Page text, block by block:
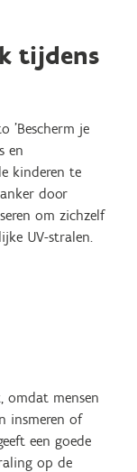
tijdens
'Bescherm je
en
kinderen te
door
om zichzelf
UV-stralen.
omdat mensen
insmeren of
een goede
op de